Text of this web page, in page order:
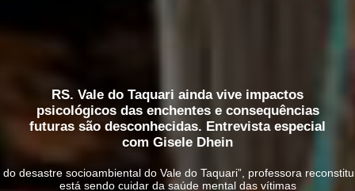
RS. Vale do Taquari ainda vive impactos
psicológicos das enchentes e consequências
futuras são desconhecidas. Entrevista especial
com Gisele Dhein
desastre socioambiental do Vale do Taquari”, professora
está sendo cuidar da saúde mental das vítimas